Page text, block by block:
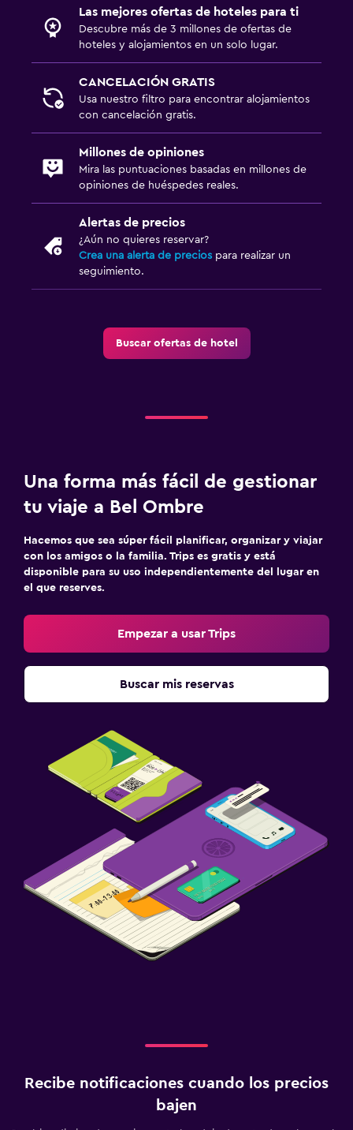
Las mejores ofertas de hoteles para ti
Descubre más de 3 millones de ofertas de
hoteles y alojamientos en un solo lugar.
CANCELACIÓN GRATIS
Usa nuestro filtro para encontrar alojamientos
con cancelación gratis.
Millones de opiniones
Mira las puntuaciones basadas en millones de
opiniones de huéspedes reales.
Alertas de precios
¿Aún no quieres reservar?
Crea una alerta de precios para realizar un
seguimiento.
Buscar ofertas de hotel
Una forma más fácil de gestionar
tu viaje a Bel Ombre
Hacemos que sea súper fácil planificar, organizar y viajar
con los amigos o la familia. Trips es gratis y está
disponible para su uso independientemente del lugar en
el que reserves.
Empezar a usar Trips
Buscar mis reservas
Recibe notificaciones cuando los precios
bajen